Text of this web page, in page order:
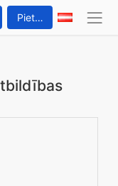
Pieteikties